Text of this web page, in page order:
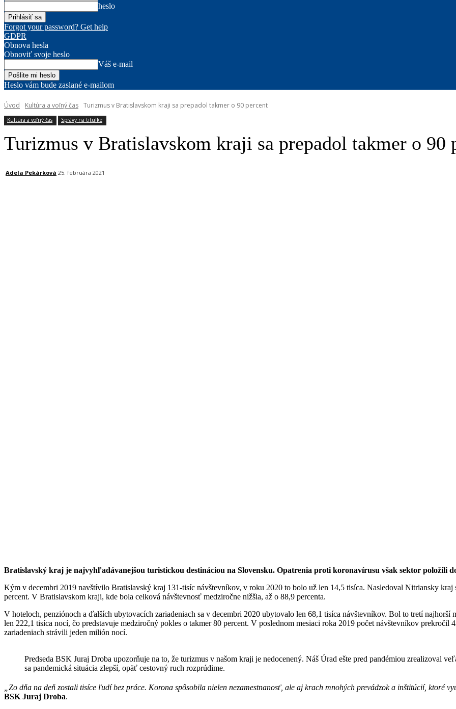
heslo
Forgot your password? Get help
GDPR
Obnova hesla
Obnoviť svoje heslo
Váš e-mail
Heslo vám bude zaslané e-mailom
Úvod Kultúra a voľný čas Turizmus v Bratislavskom kraji sa prepadol takmer o 90 percent
Kultúra a voľný čas Správy na titulke
Turizmus v Bratislavskom kraji sa prepadol takmer o 90
Adela Pekárková 25. februára 2021
Bratislavský kraj je najvyhľadávanejšou turistickou destináciou na Slovensku. Opatrenia proti koronavírusu však sektor položili
Kým v decembri 2019 navštívilo Bratislavský kraj 131-tisíc návštevníkov, v roku 2020 to bolo už len 14,5 tisíca. Nasledoval Nitriansky kraj
percent. V Bratislavskom kraji, kde bola celková návštevnosť medziročne nižšia, až o 88,9 percenta.
V hoteloch, penziónoch a ďalších ubytovacích zariadeniach sa v decembri 2020 ubytovalo len 68,1 tisíca návštevníkov. Bol to tretí najhorší
len 222,1 tisíca nocí, čo predstavuje medziročný pokles o takmer 80 percent. V poslednom mesiaci roka 2019 počet návštevníkov
zariadeniach strávili jeden milión nocí.
Predseda BSK Juraj Droba upozorňuje na to, že turizmus v našom kraji je nedocenený. Náš Úrad ešte pred pandémiou zrealizoval
sa pandemická situácia zlepší, opäť cestovný ruch rozprúdime.
„Zo dňa na deň zostali tisíce ľudí bez práce. Korona spôsobila nielen nezamestnanosť, ale aj krach mnohých prevádzok a inštitúcií, ktoré
BSK Juraj Droba.